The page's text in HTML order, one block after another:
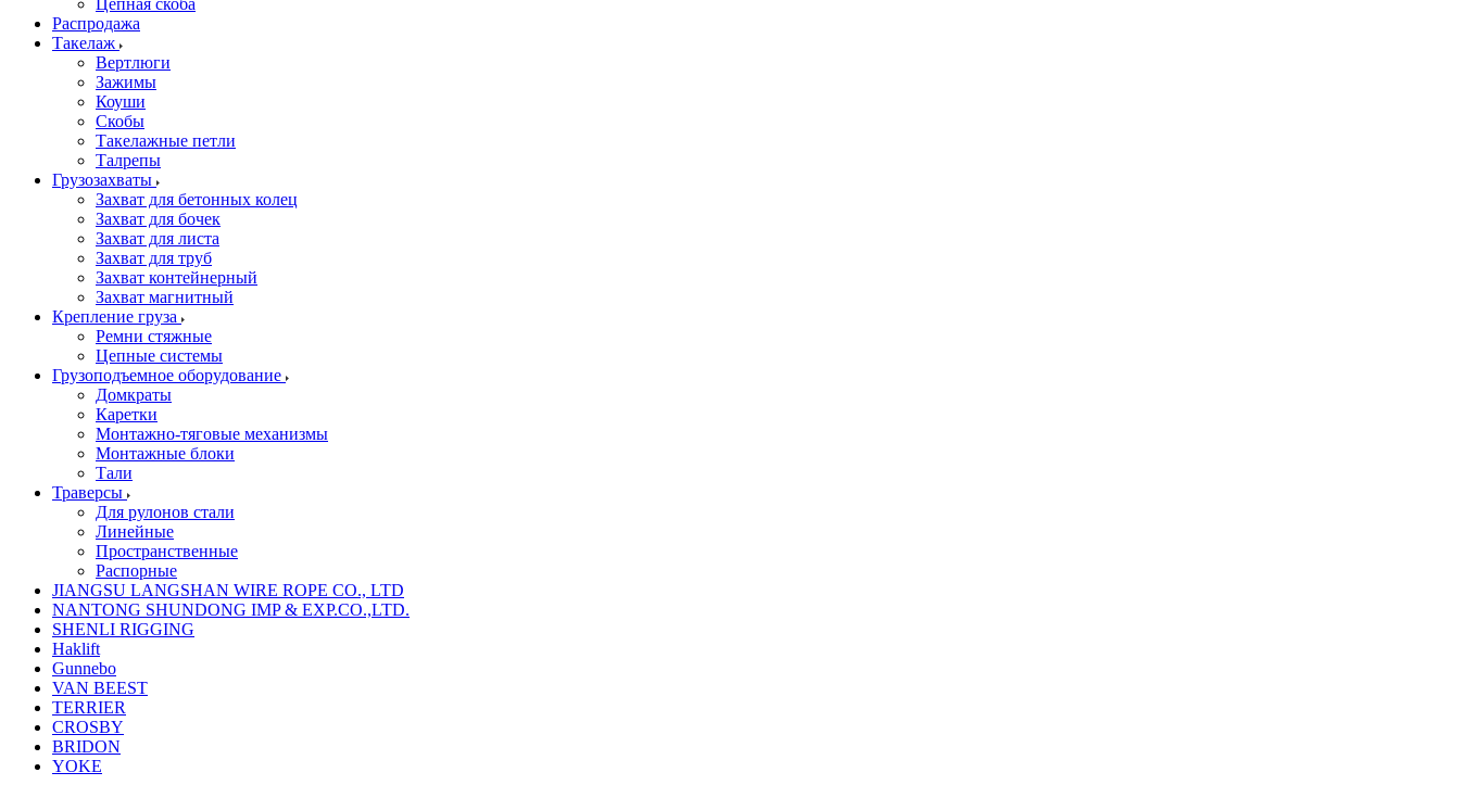
Цепная скоба
Распродажа
Такелаж
Вертлюги
Зажимы
Коуши
Скобы
Такелажные петли
Талрепы
Грузозахваты
Захват для бетонных колец
Захват для бочек
Захват для листа
Захват для труб
Захват контейнерный
Захват магнитный
Крепление груза
Ремни стяжные
Цепные системы
Грузоподъемное оборудование
Домкраты
Каретки
Монтажно-тяговые механизмы
Монтажные блоки
Тали
Траверсы
Для рулонов стали
Линейные
Пространственные
Распорные
JIANGSU LANGSHAN WIRE ROPE CO., LTD
NANTONG SHUNDONG IMP & EXP.CO.,LTD.
SHENLI RIGGING
Haklift
Gunnebo
VAN BEEST
TERRIER
CROSBY
BRIDON
YOKE